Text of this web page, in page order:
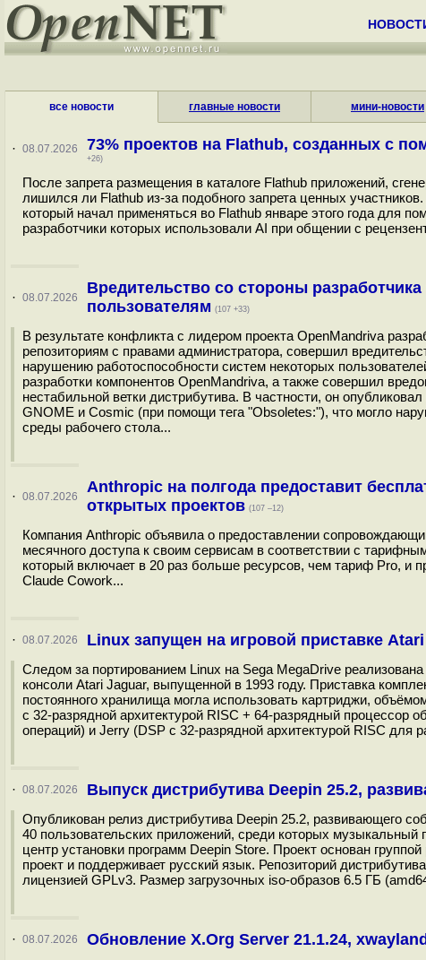
все новости главные новости мини-новости
· 08.07.2026 73% проектов на Flathub, созданных с
+26)
После запрета размещения в каталоге Flathub приложений,
лишился ли Flathub из-за подобного запрета ценных
который начал применяться во Flathub январе этого года для
разработчики которых использовали AI при общении с
· 08.07.2026
Вредительство со стороны
пользователям (107 +33)
В результате конфликта с лидером проекта OpenMandriva
репозиториям с правами администратора, совершил
нарушению работоспособности систем некоторых
разработки компонентов OpenMandriva, а также совершил
нестабильной ветки дистрибутива. В частности, он
GNOME и Cosmic (при помощи тега "Obsoletes:"), что могло
среды рабочего стола...
· 08.07.2026
Anthropic на полгода предоставит
открытых проектов (107 –12)
Компания Anthropic объявила о предоставлении
месячного доступа к своим сервисам в соответствии с
который включает в 20 раз больше ресурсов, чем тариф Pro, и
Claude Cowork...
· 08.07.2026 Linux запущен на игровой приставке
Следом за портированием Linux на Sega MegaDrive
консоли Atari Jaguar, выпущенной в 1993 году. Приставка
постоянного хранилища могла использовать картриджи,
c 32-разрядной архитектурой RISC + 64-разрядный процессор
операций) и Jerry (DSP с 32-разрядной архитектурой RISC для
· 08.07.2026 Выпуск дистрибутива Deepin 25.2,
Опубликован релиз дистрибутива Deepin 25.2, развивающего
40 пользовательских приложений, среди которых
центр установки программ Deepin Store. Проект основан
проект и поддерживает русский язык. Репозиторий
лицензией GPLv3. Размер загрузочных iso-образов 6.5 ГБ
· 08.07.2026 Обновление X.Org Server 21.1.24,